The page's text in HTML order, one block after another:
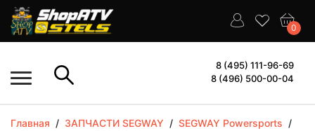
0
8 (495) 111-96-69
8 (496) 500-00-04
Главная / ЗАПЧАСТИ SEGWAY / SEGWAY Powersports /